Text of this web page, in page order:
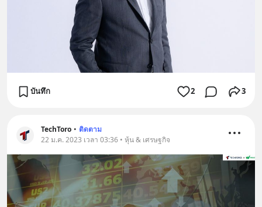
บันทึก 2 3
TechToro • ติดตาม
22 ม.ค. 2023 เวลา 03:36 • หุ้น & เศรษฐกิจ